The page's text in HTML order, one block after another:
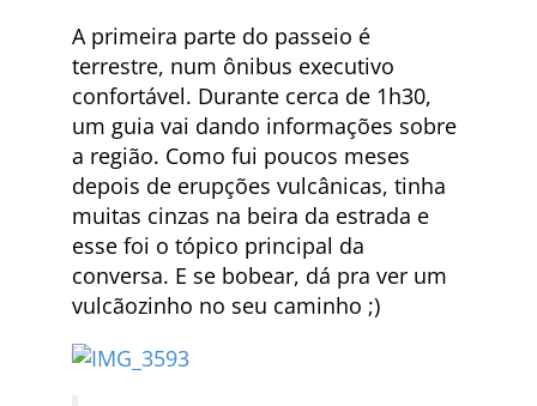
A primeira parte do passeio é
terrestre, num ônibus executivo
confortável. Durante cerca de 1h30,
um guia vai dando informações sobre
a região. Como fui poucos meses
depois de erupções vulcânicas, tinha
muitas cinzas na beira da estrada e
esse foi o tópico principal da
conversa. E se bobear, dá pra ver um
vulcãozinho no seu caminho ;)